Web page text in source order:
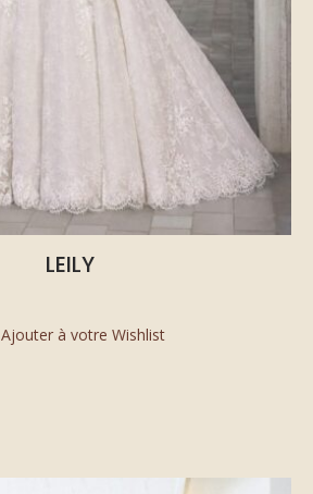
LEILY
Ajouter à votre Wishlist